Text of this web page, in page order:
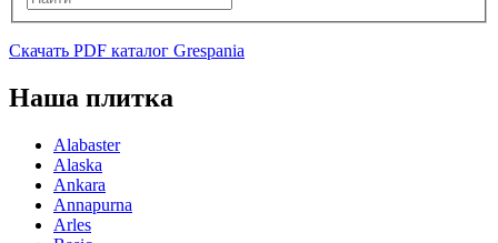
Скачать PDF каталог Grespania
Наша плитка
Alabaster
Alaska
Ankara
Annapurna
Arles